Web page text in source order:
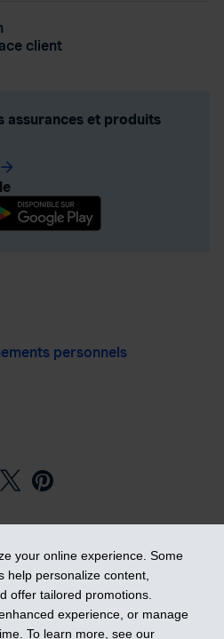
your online experience. Some
help personalize content,
offer tailored promotions.
experience, or manage
To learn more, see our
client
assurances et produits
arrow_forward
personnels